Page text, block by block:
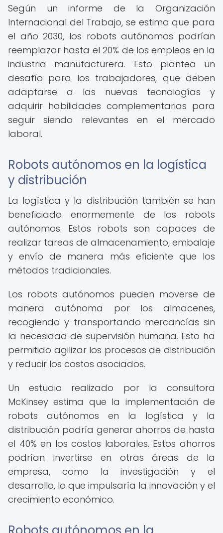
Según un informe de la Organización
Internacional del Trabajo, se estima que para
el año 2030, los robots autónomos podrían
reemplazar hasta el 20% de los empleos en la
industria manufacturera. Esto plantea un
desafío para los trabajadores, que deben
adaptarse a las nuevas tecnologías y
adquirir habilidades complementarias para
seguir siendo relevantes en el mercado
laboral.
Robots autónomos en la logística
y distribución
La logística y la distribución también se han
beneficiado enormemente de los robots
autónomos. Estos robots son capaces de
realizar tareas de almacenamiento, embalaje
y envío de manera más eficiente que los
métodos tradicionales.
Los robots autónomos pueden moverse de
manera autónoma por los almacenes,
recogiendo y transportando mercancías sin
la necesidad de supervisión humana. Esto ha
permitido agilizar los procesos de distribución
y reducir los costos asociados.
Un estudio realizado por la consultora
McKinsey estima que la implementación de
robots autónomos en la logística y la
distribución podría generar ahorros de hasta
el 40% en los costos laborales. Estos ahorros
podrían invertirse en otras áreas de la
empresa, como la investigación y el
desarrollo, lo que impulsaría la innovación y el
crecimiento económico.